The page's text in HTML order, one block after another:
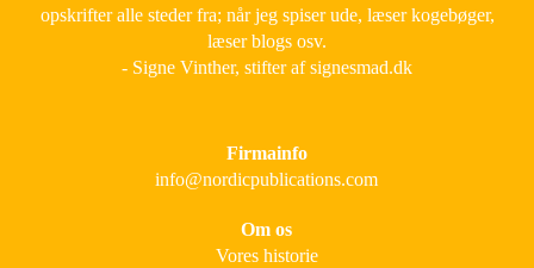
opskrifter alle steder fra; når jeg spiser ude, læser kogebøger,
læser blogs osv.
- Signe Vinther, stifter af signesmad.dk
Firmainfo
info@nordicpublications.com
Om os
Vores historie